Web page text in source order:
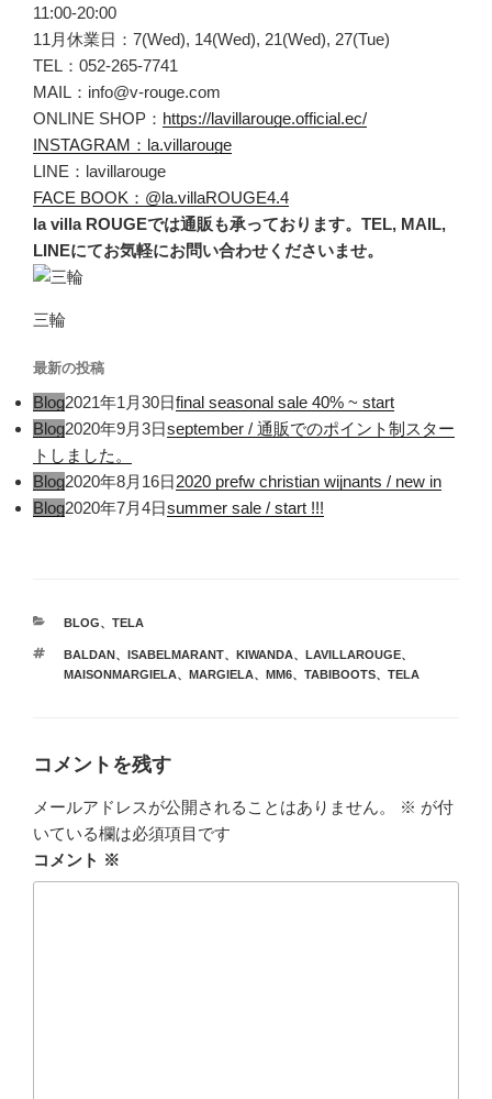
11:00-20:00
11月休業日：7(Wed), 14(Wed), 21(Wed), 27(Tue)
TEL：052-265-7741
MAIL：info@v-rouge.com
ONLINE SHOP： https://lavillarouge.official.ec/
INSTAGRAM：la.villarouge
LINE：lavillarouge
FACE BOOK：@la.villaROUGE4.4
la villa ROUGEでは通販も承っております。TEL, MAIL,
LINEにてお気軽にお問い合わせくださいませ。
三輪
最新の投稿
Blog2021年1月30日final seasonal sale 40% ~ start
Blog2020年9月3日september / 通販でのポイント制スター
トしました。
Blog2020年8月16日2020 prefw christian wijnants / new in
Blog2020年7月4日summer sale / start !!!
カ
ゴ
リ
BLOG、 TELA
タ
グ
BALDAN、 ISABELMARANT、 KIWANDA、 LAVILLAROUGE、
MAISONMARGIELA、 MARGIELA、 MM6、 TABIBOOTS、 TELA
コメントを残す
メールアドレスが公開されることはありません。 ※ が付
いている欄は必須項目です
コメント ※